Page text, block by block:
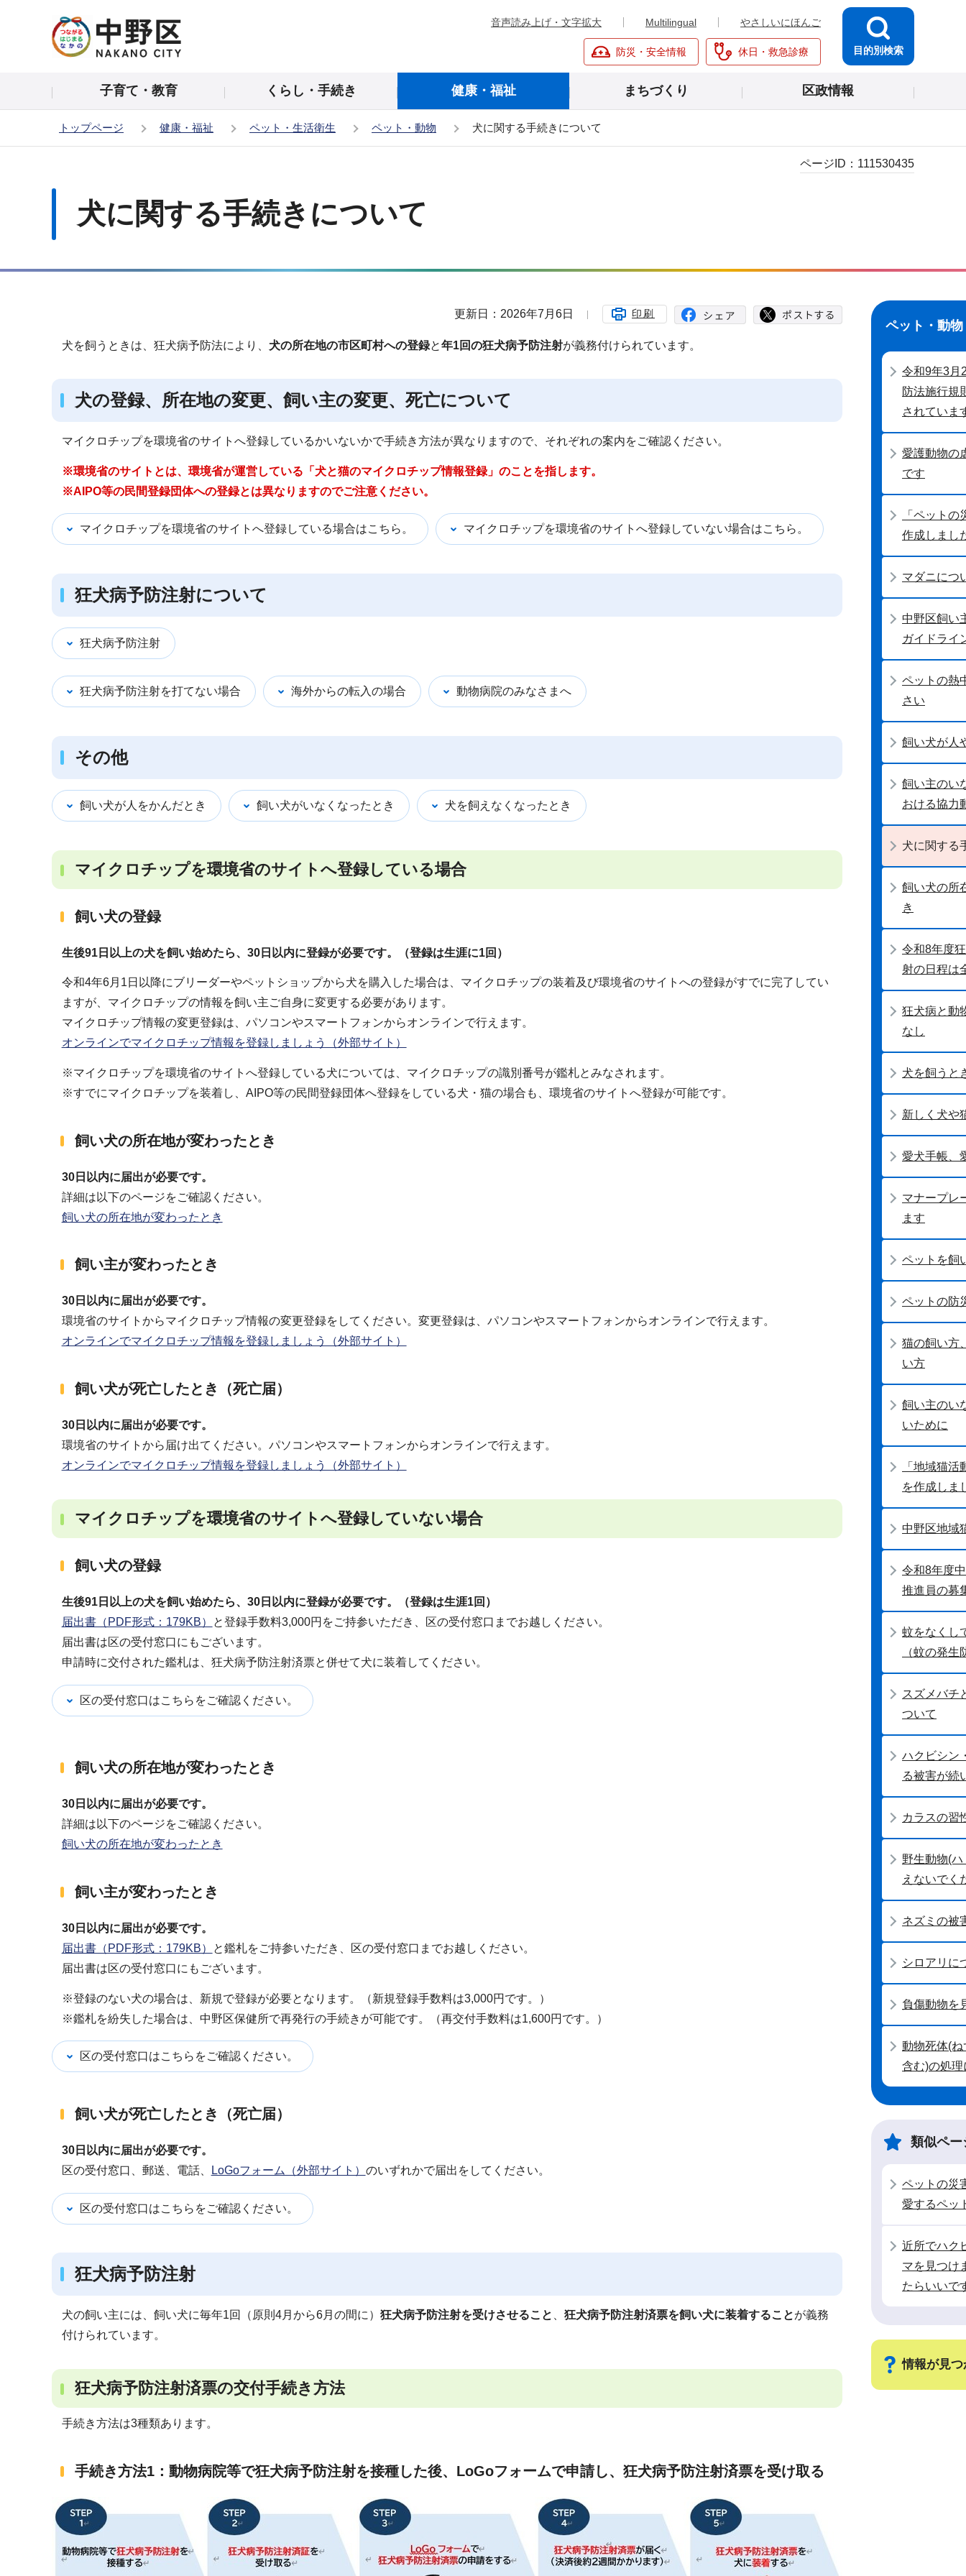
の
頭
音声読み上げ・文字拡大 Multilingual やさしいにほんご
防災・安全情報 休日・救急診療 目的別検索
子育て・教育 くらし・手続き 健康・福祉 まちづくり 区政情報
トップページ 健康・福祉 ペット・生活衛生 ペット・動物 犬に関する手続きについて
犬に関する手続きについて
ページID： 111530435
更新日：2026年7月6日 印刷
犬を飼うときは、狂犬病予防法により、 犬の所在地の市区町村への登録と年1回の狂犬病予防注射が義務付けられています。
犬の登録、所在地の変更、飼い主の変更、死亡について
マイクロチップを環境省のサイトへ登録しているかいないかで手続き方法が異なりますので、それぞれの案内をご確認ください。
※環境省のサイトとは、環境省が運営している「犬と猫のマイクロチップ情報登録」のことを指します。
※AIPO等の民間登録団体への登録とは異なりますのでご注意ください。
マイクロチップを環境省のサイトへ登録している場合はこちら。 マイクロチップを環境省のサイトへ登録していない場合はこちら。
狂犬病予防注射について
狂犬病予防注射
狂犬病予防注射を打てない場合 海外からの転入の場合 動物病院のみなさまへ
その他
飼い犬が人をかんだとき 飼い犬がいなくなったとき 犬を飼えなくなったとき
マイクロチップを環境省のサイトへ登録している場合
飼い犬の登録
生後91日以上の犬を飼い始めたら、30日以内に登録が必要です。（登録は生涯に1回）
令和4年6月1日以降にブリーダーやペットショップから犬を購入した場合は、マイクロチップの装着及び環境省のサイトへの登録がすでに完了してい
ますが、マイクロチップの情報を飼い主ご自身に変更する必要があります。
マイクロチップ情報の変更登録は、パソコンやスマートフォンからオンラインで行えます。
オンラインでマイクロチップ情報を登録しましょう（外部サイト）
※マイクロチップを環境省のサイトへ登録している犬については、マイクロチップの識別番号が鑑札とみなされます。
※すでにマイクロチップを装着し、AIPO等の民間登録団体へ登録をしている犬・猫の場合も、環境省のサイトへ登録が可能です。
飼い犬の所在地が変わったとき
30日以内に届出が必要です。
詳細は以下のページをご確認ください。
飼い犬の所在地が変わったとき
飼い主が変わったとき
30日以内に届出が必要です。
環境省のサイトからマイクロチップ情報の変更登録をしてください。変更登録は、パソコンやスマートフォンからオンラインで行えます。
オンラインでマイクロチップ情報を登録しましょう（外部サイト）
飼い犬が死亡したとき（死亡届）
30日以内に届出が必要です。
環境省のサイトから届け出てください。パソコンやスマートフォンからオンラインで行えます。
オンラインでマイクロチップ情報を登録しましょう（外部サイト）
マイクロチップを環境省のサイトへ登録していない場合
飼い犬の登録
生後91日以上の犬を飼い始めたら、30日以内に登録が必要です。（登録は生涯1回）
届出書（PDF形式：179KB）
と登録手数料3,000円をご持参いただき、区の受付窓口までお越しください。
届出書は区の受付窓口にもございます。
申請時に交付された鑑札は、狂犬病予防注射済票と併せて犬に装着してください。
区の受付窓口はこちらをご確認ください。
飼い犬の所在地が変わったとき
30日以内に届出が必要です。
詳細は以下のページをご確認ください。
飼い犬の所在地が変わったとき
飼い主が変わったとき
30日以内に届出が必要です。
届出書（PDF形式：179KB）
と鑑札をご持参いただき、区の受付窓口までお越しください。
届出書は区の受付窓口にもございます。
※登録のない犬の場合は、新規で登録が必要となります。（新規登録手数料は3,000円です。）
※鑑札を紛失した場合は、中野区保健所で再発行の手続きが可能です。（再交付手数料は1,600円です。）
区の受付窓口はこちらをご確認ください。
飼い犬が死亡したとき（死亡届）
30日以内に届出が必要です。
区の受付窓口、郵送、電話、
LoGoフォーム（外部サイト） のいずれかで届出をしてください。
区の受付窓口はこちらをご確認ください。
狂犬病予防注射
犬の飼い主には、飼い犬に毎年1回（原則4月から6月の間に） 狂犬病予防注射を受けさせること 狂犬病予防注射済票を飼い犬に装着することが義務
付けられています。
狂犬病予防注射済票の交付手続き方法
手続き方法は3種類あります。
手続き方法1：動物病院等で狂犬病予防注射を接種した後、LoGoフォームで申請し、狂犬病予防注射済票を受け取る
ナ
ゲ
ー
こ
か
ペット・動物
令和9年3月
防法施行規
されていま
愛護動物の
です
「ペット
作成しまし
マダニにつ
中野区飼い
ガイドライ
ペットの熱
さい
飼い犬が人
飼い主のい
おける協力
犬に関する
飼い犬の所
き
令和8年度
射の日程は
狂犬病と動
なし
犬を飼うと
新しく犬や
愛犬手帳、
マナープレ
ます
ペットを飼
ペットの防
猫の飼い方
い方
飼い主のい
いために
「地域猫
を作成しま
中野区地域
令和8年度
推進員の募
蚊をなくし
（蚊の発生
スズメバチ
ついて
ハクビシン
る被害が続
カラスの習
野生動物(
えないでく
ネズミの被
シロアリに
負傷動物を
動物死体(
含む)の処
類似ペー
ペットの災
愛するペッ
近所でハク
マを見つけ
たらいいで
情報が見